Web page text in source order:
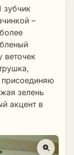
зубчик
–
зелень
акцент в